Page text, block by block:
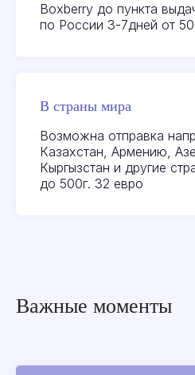
Boxberry до пункта
по России 3-7дней от
В страны мира
Возможна отправка
Казахстан, Армению,
Кыргызстан и другие
до 500г. 32 евро
Важные моменты
Золотые флаконы
Поиск по сайту